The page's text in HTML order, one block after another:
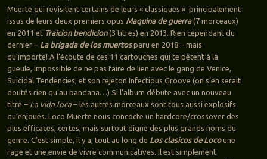
Muerte qui revisitent certains de leurs « classiques » principalement
issus de leurs deux premiers opus Maquina de guerra(7 morceaux)
en 2011 et Traicion bendicion(3 titres) en 2013. Rien cependant du
dernier – La brigada de los muertosparu en 2018 – mais
qu’importe! A l’écoute de ces 11 cartouches qui te pètent à la
gueule, impossible de ne pas faire de lien avec le gang de Venice,
Suicidal Tendencies, et son rejeton Infectious Groove (on s’en serait
doutés rien qu’au bandana…) Si l’album débute avec un nouveau
titre – La vida loca– les autres morceaux sont tous aussi explosifs
qu’enjoués. Loco Muerte nous concocte un hardcore/crossover des
plus efficaces, certes, mais surtout digne des plus grands noms du
genre. C’est simple, il y a, tout au long de Los clasicos de Locoune
rage et une envie de vivre communicatives. Il est simplement